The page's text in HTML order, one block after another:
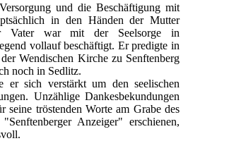
und die Beschäftigung mit
in den Händen der Mutter
Vater war mit der Seelsorge in
vollauf beschäftigt. Er predigte in
Wendischen Kirche zu Senftenberg
noch in Sedlitz.
er sich verstärkt um den seelischen
Unzählige Dankesbekundungen
seine tröstenden Worte am Grabe des
Anzeiger" erschienen,